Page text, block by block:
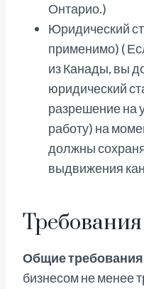
Онтарио.)
Юридический
применимо) (
из Канады, вы
юридический
разрешение на
работу) на
должны
выдвижения
Общие требования
бизнесом не менее